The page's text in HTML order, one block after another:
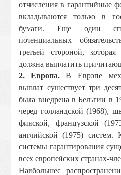
отчисления в гарантийные
вкладываются только в
бумаги. Еще один
потенциальных
третьей стороной,
должна выплатить
2. Европа. В Европе
выплат существует три
была внедрена в Бельгии в
черед голландской (1968),
финской, французской
английской (1975) систем.
системы гарантирования
всех европейских странах-
Наибольшее